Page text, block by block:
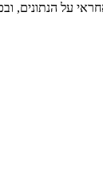
על הנתונים,